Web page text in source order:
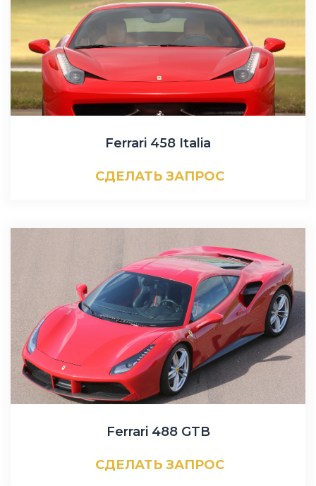
Ferrari 458 Italia
СДЕЛАТЬ ЗАПРОС
Ferrari 488 GTB
СДЕЛАТЬ ЗАПРОС